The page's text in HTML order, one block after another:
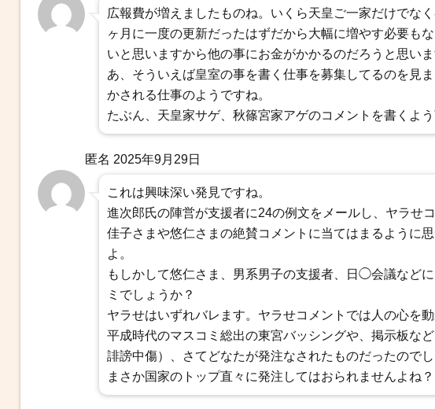
広報費が増えましたものね。いくら天皇ご一家だけでな
ヶ月に一度の更新だったはずだから大幅に増やす必要も
いと思いますから他の事にお金がかかるのだろうと思いま
あ、そういえば皇室の事を書く仕事を募集してるのを見
かされる仕事のようですね。
たぶん、天皇家サゲ、秋篠宮家アゲのコメントを書くよう
匿名 2025年9月29日
これは興味深い発見ですね。
進次郎氏の陣営が支援者に24の例文をメールし、ヤラせ
佳子さまや悠仁さまの絶賛コメントに当てはまるように
よ。
もしかして悠仁さま、男系男子の支援者、日◯会議など
ミでしょうか？
ヤラせはいずれバレます。ヤラせコメントでは人の心を
平成時代のマスコミ総出の東宮バッシングや、掲示板な
誹謗中傷）、さてどなたが発注なされたものだったのでし
まさか国家のトップ直々に発注してはおられませんよね？